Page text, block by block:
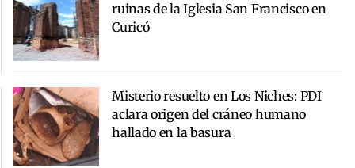
ruinas de la Iglesia San Francisco en
Curicó
Misterio resuelto en Los Niches: PDI
aclara origen del cráneo humano
hallado en la basura